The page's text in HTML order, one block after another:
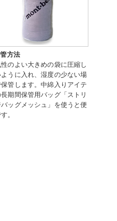
方法
のよい大きめの袋に圧縮し
うに入れ、湿度の少ない場
管します。中綿入りアイテ
期間保管用バッグ「ストリ
ッグメッシュ」を使うと便
。